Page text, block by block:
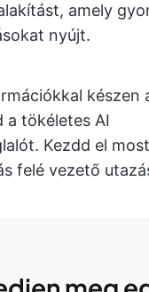
amely
nyújt.
készen
a tökéletes AI
Kezdd el
felé vezető